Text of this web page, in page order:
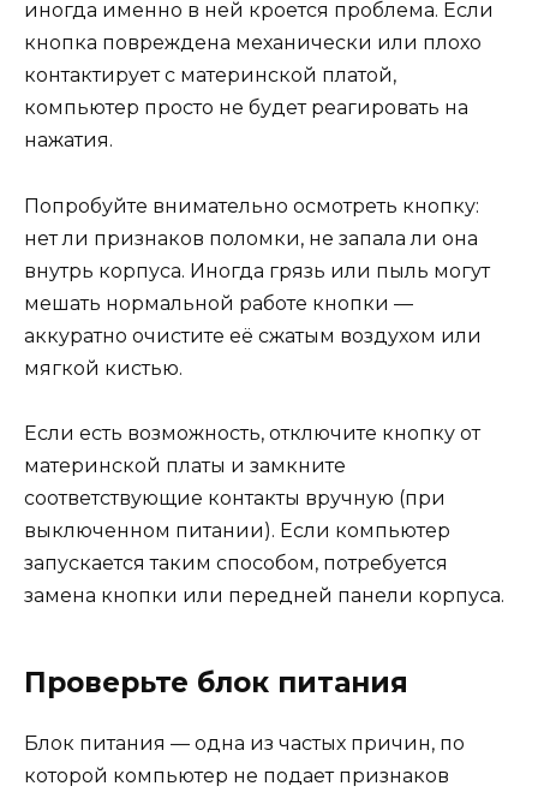
иногда именно в ней кроется проблема. Если
кнопка повреждена механически или плохо
контактирует с материнской платой,
компьютер просто не будет реагировать на
нажатия.
Попробуйте внимательно осмотреть кнопку:
нет ли признаков поломки, не запала ли она
внутрь корпуса. Иногда грязь или пыль могут
мешать нормальной работе кнопки —
аккуратно очистите её сжатым воздухом или
мягкой кистью.
Если есть возможность, отключите кнопку от
материнской платы и замкните
соответствующие контакты вручную (при
выключенном питании). Если компьютер
запускается таким способом, потребуется
замена кнопки или передней панели корпуса.
Проверьте блок питания
Блок питания — одна из частых причин, по
которой компьютер не подает признаков